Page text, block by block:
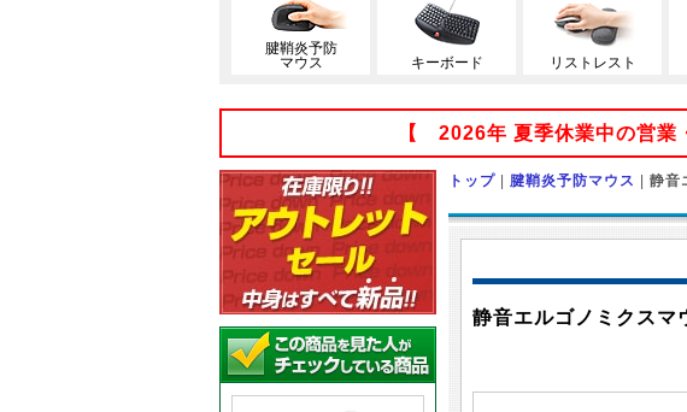
腱鞘炎予防
マウス
キーボード リストレスト
【 2026年 夏季休業中の営
トップ | 腱鞘炎予防マウス | 静音
静音エルゴノミクス